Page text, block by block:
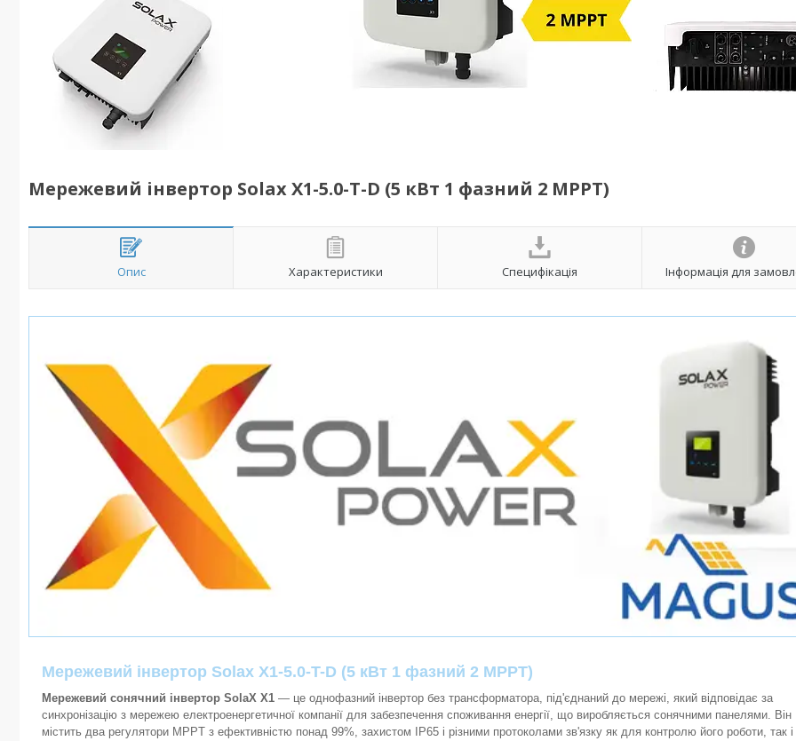
Мережевий інвертор Solax Х1-5.0-T-D (5 кВт 1 фазний 2 MPPT)
Опис Характеристики Специфікація Інформація для
Мережевий інвертор Solax Х1-5.0-T-D (5 кВт 1 фазний 2 MPPT)
Мережевий сонячний інвертор SolaX X1 — це однофазний інвертор без трансформатора, під'єднаний до мережі, який відповідає за
синхронізацію з мережею електроенергетичної компанії для забезпечення споживання енергії, що виробляється сонячними панелями. Він
містить два регулятори MPPT з ефективністю понад 99%, захистом IP65 і різними протоколами зв'язку як для контролю його роботи, так